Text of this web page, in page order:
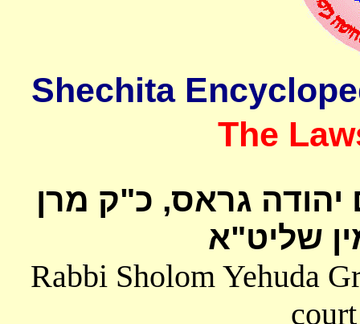
The
גראס, כ"ק מרן
שליט"א
Rabbi Sholom Yehuda